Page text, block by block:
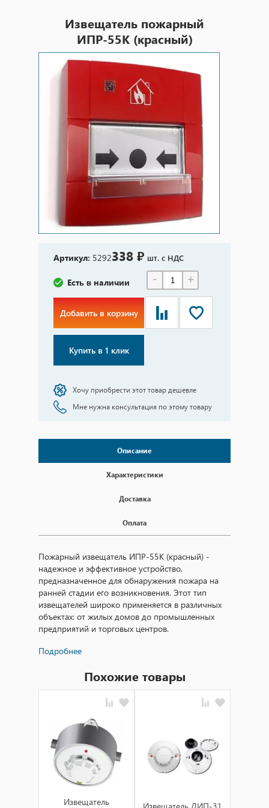
Извещатель пожарный
ИПР-55К (красный)
Артикул: 5292338 ₽ шт. с НДС
Есть в наличии - +
Добавить в корзину
Купить в 1 клик
Хочу приобрести этот товар дешевле
Мне нужна консультация по этому товару
Описание
Характеристики
Доставка
Оплата
Пожарный извещатель ИПР-55К (красный) -
надежное и эффективное устройство,
предназначенное для обнаружения пожара на
ранней стадии его возникновения. Этот тип
извещателей широко применяется в различных
объектах: от жилых домов до промышленных
предприятий и торговых центров.
Технические характеристики пожарного
1. **Тип извещателя**: Оптико-электронный.
2. **Назначение**: Обнаружение возгорания и
3. **Цвет**: Красный, что обеспечивает высокую
видимость в условиях дыма или темноты.
4. **Напряжение питания**: 24 В постоянного
тока.
5. **Потребляемый ток**: Не более 50 мА.
6. **Температурный диапазон**: От -20°C до
+55°C, что позволяет использовать извещатель в
Подробнее
Похожие товары
Извещатель